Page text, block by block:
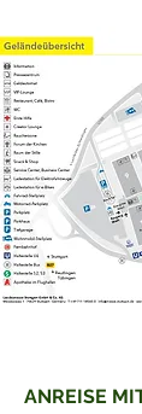
ANREISE